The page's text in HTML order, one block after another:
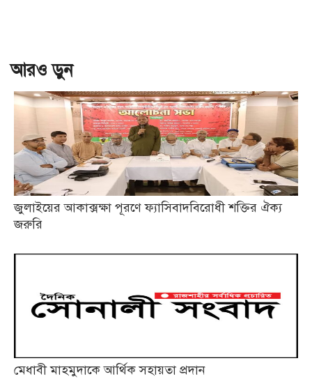
আরও ড়ুন
জুলাইয়ের আকাক্সক্ষা পূরণে ফ্যাসিবাদবিরোধী শক্তির ঐক্য
জরুরি
মেধাবী মাহমুদাকে আর্থিক সহায়তা প্রদান